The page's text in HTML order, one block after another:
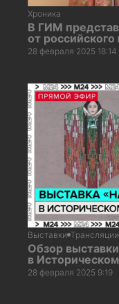
Хроника
В ГИМ
от
28 февраля 2025 18:14
Выставки Трансляции
Обзор
в
28 февраля 2025 9:19